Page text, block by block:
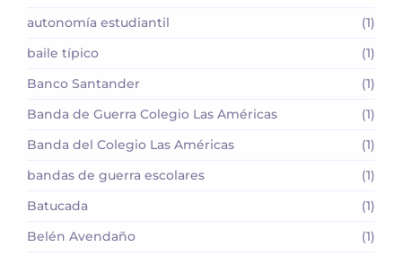
autonomía estudiantil
(1)
baile típico
(1)
Banco Santander
(1)
Banda de Guerra Colegio Las Américas
(1)
Banda del Colegio Las Américas
(1)
bandas de guerra escolares
(1)
Batucada
(1)
Belén Avendaño
(1)